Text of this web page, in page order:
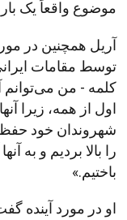
موضوع واقعاً یک بار
آریل همچنین در
توسط مقامات
کلمه - من می‌توانم
اول از همه، زیرا
شهروندان خود حفظ
را بالا بردیم و به
باختیم.»
او در مورد آینده